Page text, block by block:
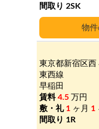
2SK
東京都新宿区西
東西線
早稲田
4.5 万円
1 ヶ月 1
1R